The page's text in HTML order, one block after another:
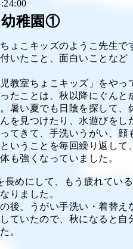
幼稚園①
ょこキッズのようこ先生で
いたこと、面白いことな
教室ちょこキッズ」をや
たことは、秋以降にぐんと
暑い夏でも日陰を探して
を見つけたり、水遊びをし
てきて、手洗いうがい、
いうことを毎回繰り返し
も強くなっていました。
長めにして、もう疲れてい
りました。
後、うがい手洗い・着替
ていたので、秋になると
。